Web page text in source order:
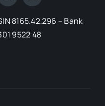
8165.42.296 – Bank
9522 48